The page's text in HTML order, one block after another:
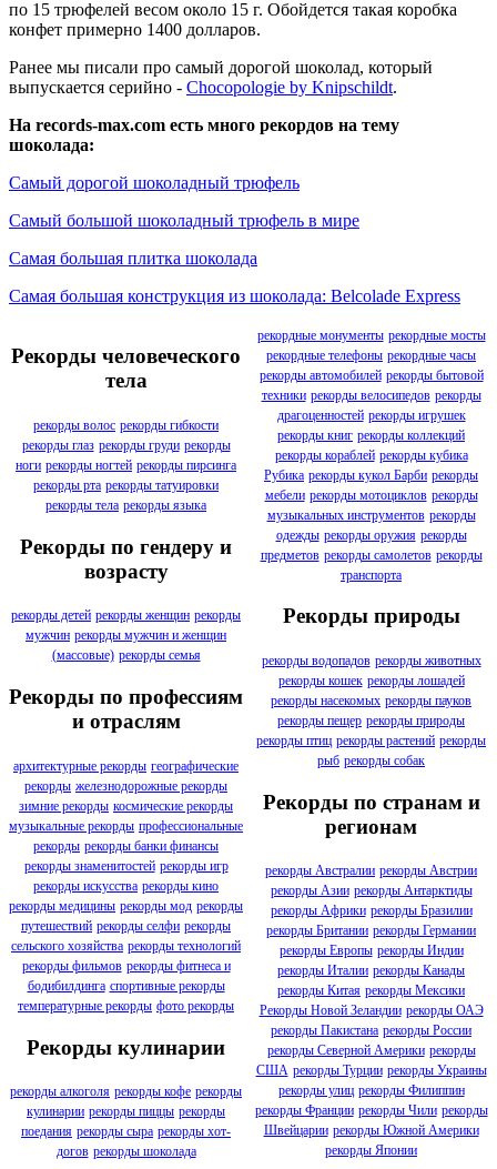
по 15 трюфелей весом около 15 г. Обойдется такая коробка
конфет примерно 1400 долларов.
Ранее мы писали про самый дорогой шоколад, который
выпускается серийно - Chocopologie by Knipschildt.
На records-max.com есть много рекордов на тему
шоколада:
Самый дорогой шоколадный трюфель
Самый большой шоколадный трюфель в мире
Самая большая плитка шоколада
Самая большая конструкция из шоколада: Belcolade Express
Рекорды человеческого
тела
рекорды волос рекорды гибкости
рекорды глаз рекорды груди рекорды
ноги рекорды ногтей рекорды пирсинга
рекорды рта рекорды татуировки
рекорды тела рекорды языка
Рекорды по гендеру и
возрасту
рекорды детей рекорды женщин рекорды
мужчин рекорды мужчин и женщин
(массовые) рекорды семья
Рекорды по профессиям
и отраслям
архитектурные рекорды географические
рекорды железнодорожные рекорды
зимние рекорды космические рекорды
музыкальные рекорды профессиональные
рекорды рекорды банки финансы
рекорды знаменитостей рекорды игр
рекорды искусства рекорды кино
рекорды медицины рекорды мод рекорды
путешествий рекорды селфи рекорды
сельского хозяйства рекорды технологий
рекорды фильмов рекорды фитнеса и
бодибилдинга спортивные рекорды
температурные рекорды фото рекорды
Рекорды кулинарии
рекорды алкоголя рекорды кофе рекорды
кулинарии рекорды пиццы рекорды
поедания рекорды сыра рекорды хот-
догов рекорды шоколада
рекордные монументы рекордные мосты
рекордные телефоны рекордные часы
рекорды автомобилей рекорды бытовой
техники рекорды велосипедов рекорды
драгоценностей рекорды игрушек
рекорды книг рекорды коллекций
рекорды кораблей рекорды кубика
Рубика рекорды кукол Барби рекорды
мебели рекорды мотоциклов рекорды
музыкальных инструментов рекорды
одежды рекорды оружия рекорды
предметов рекорды самолетов рекорды
транспорта
Рекорды природы
рекорды водопадов рекорды животных
рекорды кошек рекорды лошадей
рекорды насекомых рекорды пауков
рекорды пещер рекорды природы
рекорды птиц рекорды растений рекорды
рыб рекорды собак
Рекорды по странам и
регионам
рекорды Австралии рекорды Австрии
рекорды Азии рекорды Антарктиды
рекорды Африки рекорды Бразилии
рекорды Британии рекорды Германии
рекорды Европы рекорды Индии
рекорды Италии рекорды Канады
рекорды Китая рекорды Мексики
Рекорды Новой Зеландии рекорды ОАЭ
рекорды Пакистана рекорды России
рекорды Северной Америки рекорды
США рекорды Турции рекорды Украины
рекорды улиц рекорды Филиппин
рекорды Франции рекорды Чили рекорды
Швейцарии рекорды Южной Америки
рекорды Японии